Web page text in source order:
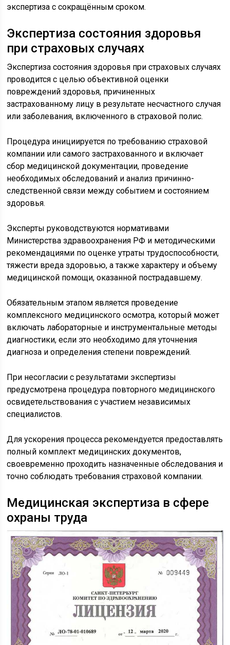
экспертиза с сокращённым сроком.
Экспертиза состояния здоровья
при страховых случаях
Экспертиза состояния здоровья при страховых случаях
проводится с целью объективной оценки
повреждений здоровья, причиненных
застрахованному лицу в результате несчастного случая
или заболевания, включенного в страховой полис.
Процедура инициируется по требованию страховой
компании или самого застрахованного и включает
сбор медицинской документации, проведение
необходимых обследований и анализ причинно-
следственной связи между событием и состоянием
здоровья.
Эксперты руководствуются нормативами
Министерства здравоохранения РФ и методическими
рекомендациями по оценке утраты трудоспособности,
тяжести вреда здоровью, а также характеру и объему
медицинской помощи, оказанной пострадавшему.
Обязательным этапом является проведение
комплексного медицинского осмотра, который может
включать лабораторные и инструментальные методы
диагностики, если это необходимо для уточнения
диагноза и определения степени повреждений.
При несогласии с результатами экспертизы
предусмотрена процедура повторного медицинского
освидетельствования с участием независимых
специалистов.
Для ускорения процесса рекомендуется предоставлять
полный комплект медицинских документов,
своевременно проходить назначенные обследования и
точно соблюдать требования страховой компании.
Медицинская экспертиза в сфере
охраны труда